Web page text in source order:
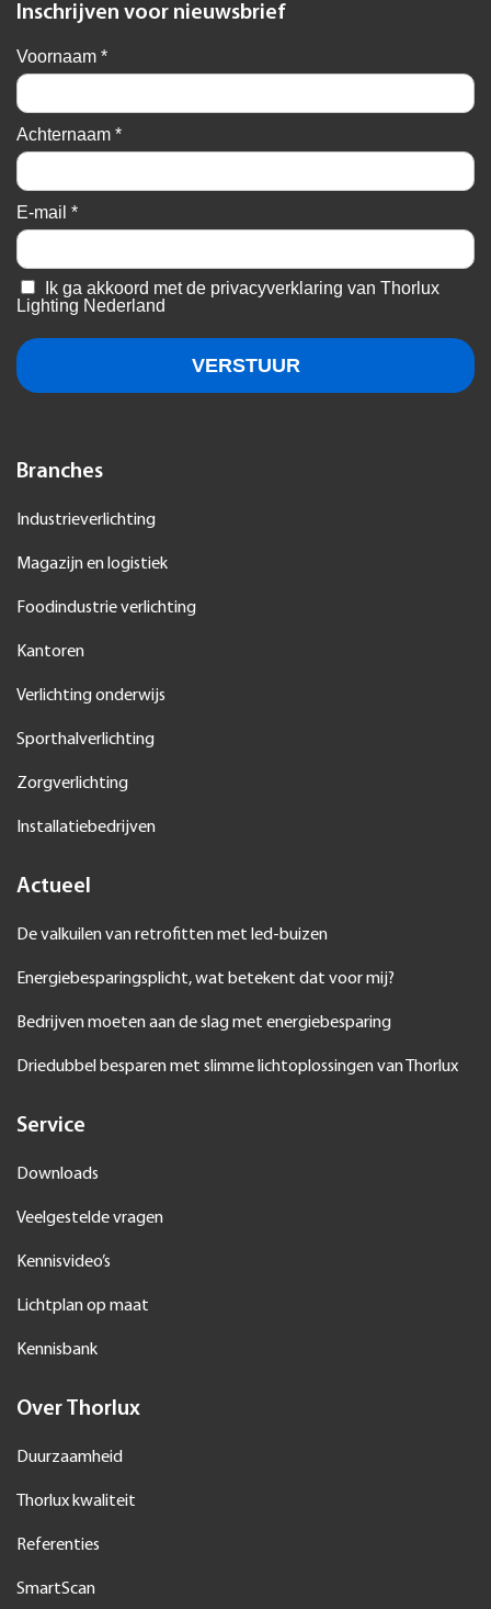
Inschrijven voor nieuwsbrief
Branches
Industrieverlichting
Magazijn en logistiek
Foodindustrie verlichting
Kantoren
Verlichting onderwijs
Sporthalverlichting
Zorgverlichting
Installatiebedrijven
Actueel
De valkuilen van retrofitten met led-buizen
Energiebesparingsplicht, wat betekent dat voor mij?
Bedrijven moeten aan de slag met energiebesparing
Driedubbel besparen met slimme lichtoplossingen van Thorlux
Service
Downloads
Veelgestelde vragen
Kennisvideo’s
Lichtplan op maat
Kennisbank
Over Thorlux
Duurzaamheid
Thorlux kwaliteit
Referenties
SmartScan